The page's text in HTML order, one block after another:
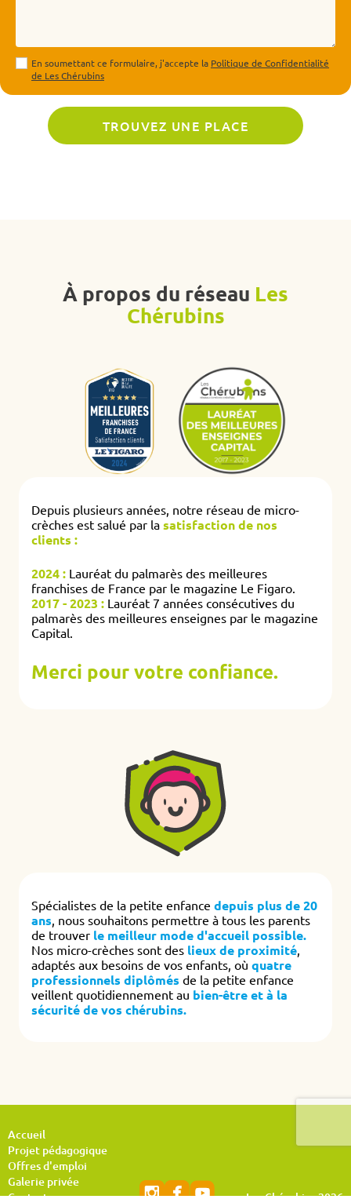
En soumettant ce formulaire, j'accepte la Politique de Confidentialité
de Les Chérubins
À propos du réseau Les
Chérubins
Depuis plusieurs années, notre réseau de micro-
crèches est salué par la satisfaction de nos
clients :
2024 : Lauréat du palmarès des meilleures
franchises de France par le magazine Le Figaro.
2017 - 2023 : Lauréat 7 années consécutives du
palmarès des meilleures enseignes par le magazine
Capital.
Merci pour votre confiance.
Spécialistes de la petite enfance depuis plus de 20
ans, nous souhaitons permettre à tous les parents
de trouver le meilleur mode d'accueil possible.
Nos micro-crèches sont des lieux de proximité,
adaptés aux besoins de vos enfants, où quatre
professionnels diplômés de la petite enfance
veillent quotidiennement au bien-être et à la
sécurité de vos chérubins.
Accueil
Projet pédagogique
Offres d'emploi
Galerie privée